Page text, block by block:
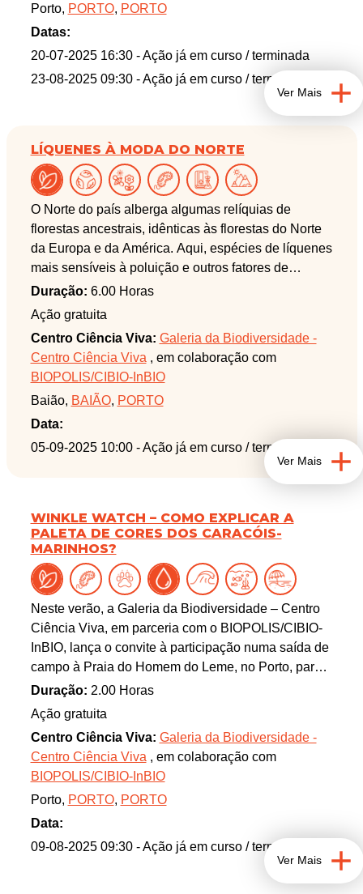
Verão, tentam mergulhar nestas águas.
Nesta atividade, convidamos os participantes a
colaborar com cientistas do grupo Coastalwarming
do BIOPOLIS (CIBIO-InBIO) e a submeter
observações da vida marinha na zona entremarés
Praia do Homem do Leme, vamos identificar
espécies típicas desta zona, explorar a interligação
entre o clima e a biodiversidade e ainda discutir as
principais ameaças que estes ecossistemas
enfrentam. Juntem-se a nós e contribua para a
investigação em curso no BIOPOLIS (CIBIO-InBIO)
fazendo um registo fotográfico das várias espécies
que aqui vivem.
Porto, PORTO, PORTO
Datas:
20-07-2025 16:30 - Ação já em curso / terminada
23-08-2025 09:30 - Ação já em curso / terminada
Ver Mais
LÍQUENES À MODA DO NORTE
O Norte do país alberga algumas relíquias de
florestas ancestrais, idênticas às florestas do Norte
da Europa e da América. Aqui, espécies de líquenes
mais sensíveis à poluição e outros fatores de
perturbação ambiental encontram as condições
ideais para crescer. A maior parte dessas espécies
está em franca regressão em todo o mundo e a sua
ocorrência e distribuição em Portugal é ainda
praticamente desconhecida. Para acelerar o
processo de recolha desta informação, é necessário
reunir o esforço de liquenólogos e cidadãos
cientistas, devidamente formados no
reconhecimento dessas espécies. Serão fornecidos
identificação destas espécies no terreno e em
Embora discretos, os líquenes são importantes
fontes de informação sobre o meio que os rodeia.
Cada espécie transmite uma informação diferente e
para a decifrar é necessário um olho clínico. Nesta
ação, serão desvendados alguns truques para a
identificação de espécies raras de líquenes,
presentes nas florestas do Norte do país.
Duração: 6.00 Horas
Ação gratuita
Centro Ciência Viva: Galeria da Biodiversidade -
Centro Ciência Viva , em colaboração com
BIOPOLIS/CIBIO-InBIO
Baião, BAIÃO, PORTO
Data:
05-09-2025 10:00 - Ação já em curso / terminada
Ver Mais
WINKLE WATCH – COMO EXPLICAR A
PALETA DE CORES DOS CARACÓIS-
MARINHOS?
Neste verão, a Galeria da Biodiversidade – Centro
Ciência Viva, em parceria com o BIOPOLIS/CIBIO-
InBIO, lança o convite à participação numa saída de
campo à Praia do Homem do Leme, no Porto, para
observação e registo fotográfico de litorinas. Juntem
a família e os amigos, e, simplesmente usando o
telemóvel, venham fazer ciência! Recolhendo
informações que serão integradas numa base de
dados online, poderão ajudar os investigadores a
perceber os mecanismos evolutivos que estão na
base da coloração das litorinas. Será esta
caraterística uma adaptação ao meio ambiente?
Qual será o impacto das alterações climáticas sobre
os padrões de distribuição que observamos? O seu
contributo é essencial para ajudar a responder a
Duração: 2.00 Horas
Ação gratuita
Centro Ciência Viva: Galeria da Biodiversidade -
Centro Ciência Viva , em colaboração com
BIOPOLIS/CIBIO-InBIO
Porto, PORTO, PORTO
Data:
09-08-2025 09:30 - Ação já em curso / terminada
Ver Mais